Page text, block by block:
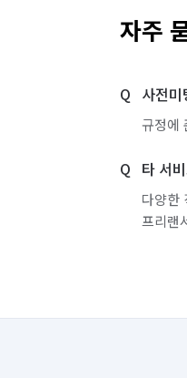
자주
사전
규정에
타 서
다양한
프리랜